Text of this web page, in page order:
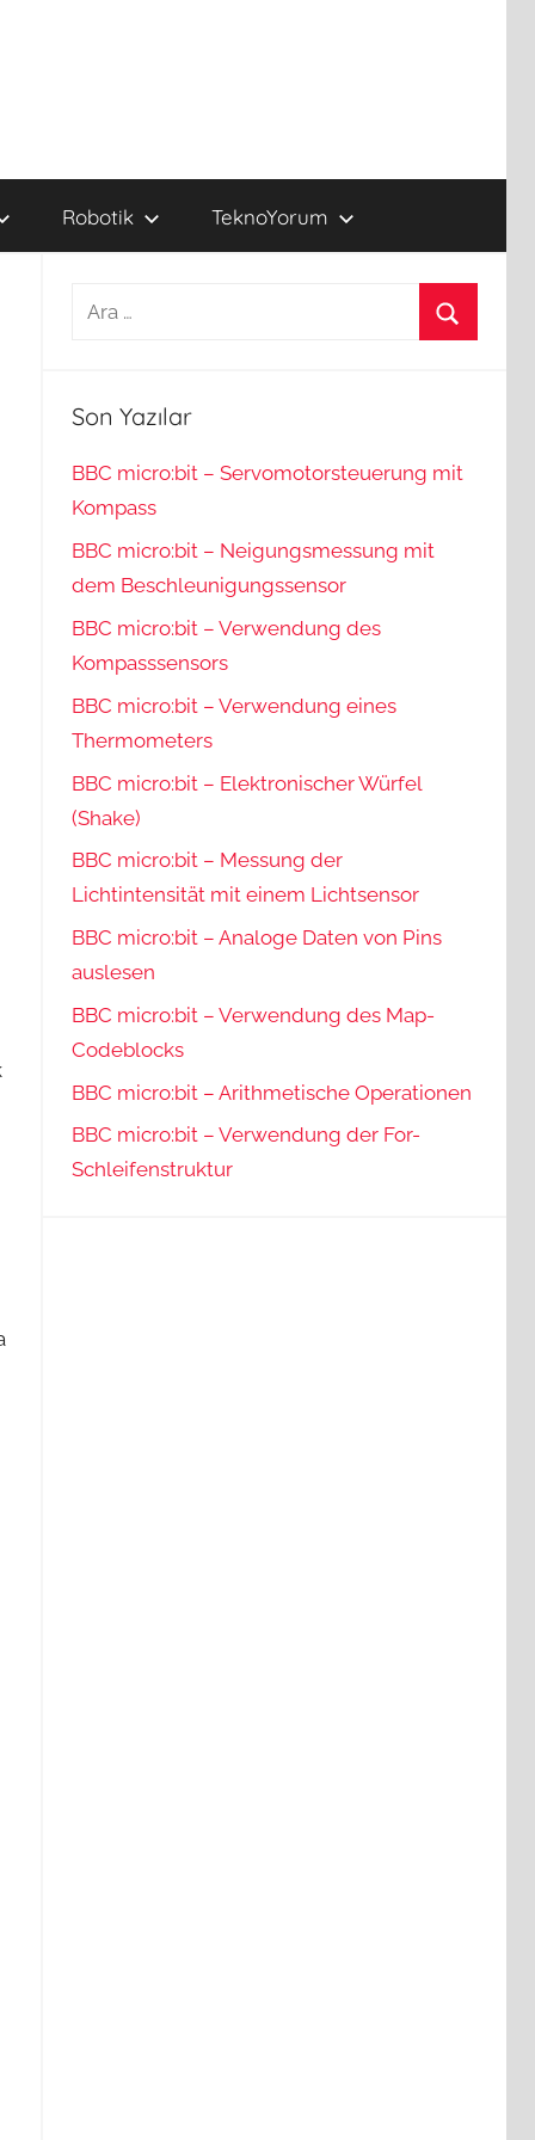
Robotik TeknoYorum
Arama:
Son Yazılar
BBC micro:bit – Servomotorsteuerung mit
Kompass
BBC micro:bit – Neigungsmessung mit
dem Beschleunigungssensor
BBC micro:bit – Verwendung des
Kompasssensors
BBC micro:bit – Verwendung eines
Thermometers
BBC micro:bit – Elektronischer Würfel
(Shake)
BBC micro:bit – Messung der
Lichtintensität mit einem Lichtsensor
BBC micro:bit – Analoge Daten von Pins
auslesen
BBC micro:bit – Verwendung des Map-
Codeblocks
BBC micro:bit – Arithmetische Operationen
BBC micro:bit – Verwendung der For-
Schleifenstruktur